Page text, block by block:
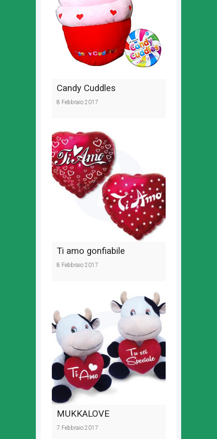
Candy Cuddles
8 Febbraio 2017
Ti amo gonfiabile
8 Febbraio 2017
MUKKALOVE
7 Febbraio 2017